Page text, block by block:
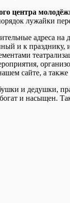
центра
лужайки
адреса на
и к празднику,
сайте, а
и дедушки,
и насыщен.